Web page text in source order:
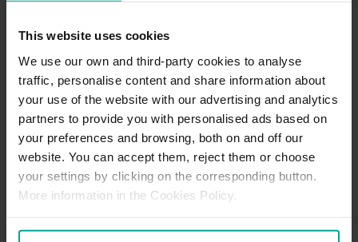
This website uses cookies
We use our own and third-party cookies to analyse
traffic, personalise content and share information about
your use of the website with our advertising and analytics
partners to provide you with personalised ads based on
your preferences and browsing, both on and off our
website. You can accept them, reject them or choose
your settings by clicking on the corresponding button.
More information in the Cookies Policy.
consecuencias.
Con este artículo esperamos haberte ayudado un poco
a entender cómo funciona el mercado energético, los
motivos por los qué sube y baja el precio del petróleo y
qué consecuencias tiene para el consumidor final.
Aunque la compleja situación socioeconómica mundial
en que nos encontramos dibuja un escenario incierto, lo
que sí que parece claro es que durante varios meses
deberemos seguir apretándonos el cinturón tanto para
pagar la gasolina del coche como las facturas del
hogar. Pero, ¿hay alguna manera de para evitar pagar
algunos consejos paraencontrar gasolina más baratay